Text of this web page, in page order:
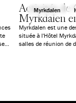
Myrkdalen
Activités de
Myrkdalen
Myrkdalen est une
située à l'Hôtel
salles de réunion de